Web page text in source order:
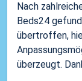
Nach
Beds24
übertroffen,
überzeugt.